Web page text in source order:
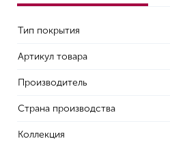
Тип покрытия
Артикул товара
Производитель
Страна производства
Коллекция